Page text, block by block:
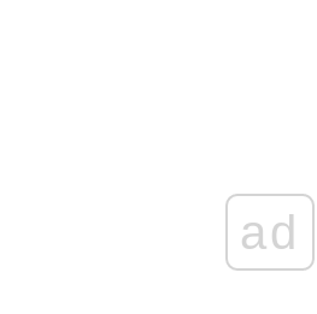
ad